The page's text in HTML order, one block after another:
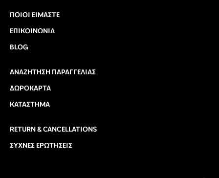
ΠΟΙΟΙ ΕΊΜΑΣΤΕ
ΕΠΙΚΟΙΝΩΝΊΑ
BLOG
ΑΝΑΖΉΤΗΣΗ ΠΑΡΑΓΓΕΛΊΑΣ
ΔΩΡΟΚΆΡΤΑ
ΚΑΤΆΣΤΗΜΑ
RETURN & CANCELLATIONS
ΣΥΧΝΈΣ ΕΡΩΤΉΣΕΙΣ